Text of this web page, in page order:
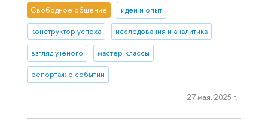
Свободное общение идеи и опыт
конструктор успеха исследования и аналитика
взгляд ученого мастер-классы
репортаж о событии
27 мая, 2025 г.